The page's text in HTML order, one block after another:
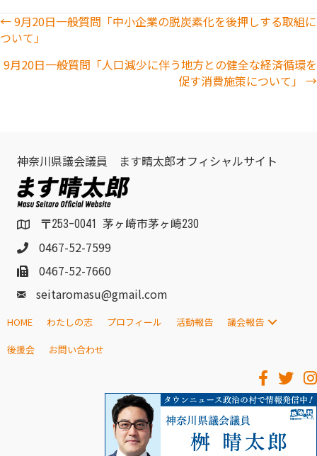
Posts
navigation
← 9月20日一般質問「中小企業の脱炭素化を後押しする取組に
ついて」
9月20日一般質問「人口減少に伴う地方との健全な経済循環を
促す消費施策について」 →
神奈川県議会議員 ます晴太郎オフィシャルサイト
〒253-0041 茅ヶ崎市茅ヶ崎230
0467-52-7599
0467-52-7660
seitaromasu@gmail.com
HOME わたしの志 プロフィール 活動報告 議会報告
後援会 お問い合わせ